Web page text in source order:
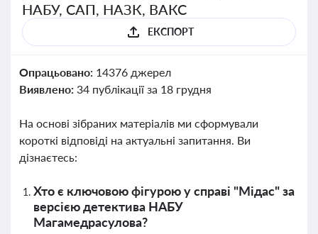
НАБУ, САП, НАЗК, ВАКС
ЕКСПОРТ
Опрацьовано: 14376 джерел
Виявлено: 34 публікації за 18 грудня
На основі зібраних матеріалів ми сформували
короткі відповіді на актуальні запитання. Ви
дізнаєтесь:
Хто є ключовою фігурою у справі "Мідас" за
версією детектива НАБУ
Магамедрасулова?